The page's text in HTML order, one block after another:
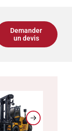
Demander
un devis